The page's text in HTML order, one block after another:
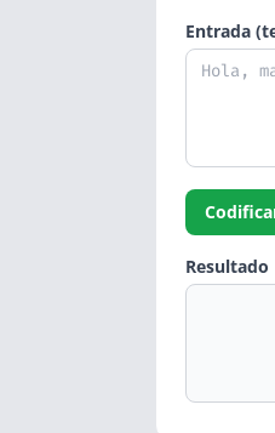
Entrada
Resultado